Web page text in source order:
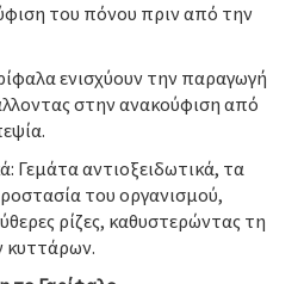
του πόνου πριν από την
ενισχύουν την παραγωγή
στην ανακούφιση από
Γεμάτα αντιοξειδωτικά, τα
του οργανισμού,
ρίζες, καθυστερώντας τη
κυττάρων.